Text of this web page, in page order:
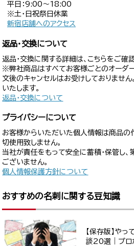
平日：9:00〜18:00
※土・日祝祭日休業
新宿店舗へのアクセス
返品・交換について
返品・交換に関する詳細は、こちらをご確
※弊社商品はすべてお客様ごとのオーダー
文後のキャンセルはお受けしておりませ
いたします。
返品・交換について
プライバシーについて
お客様からいただいた個人情報は商品の
切使用致しません。
当社が責任をもって安全に蓄積・保管し、
ございません。
個人情報保護方針について
おすすめの名刺に関する豆知識
【保存版】や
談20選｜プロ